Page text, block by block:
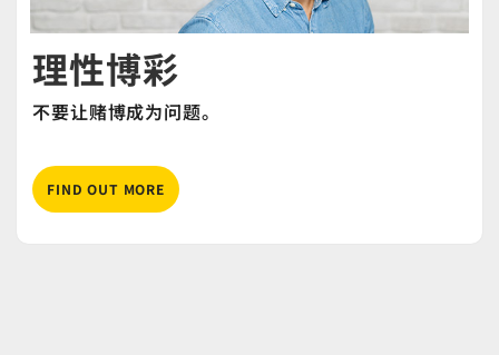
理性博彩
不要让赌博成为问题。
FIND OUT MORE